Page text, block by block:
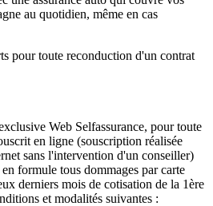
au quotidien, même en cas
pour toute reconduction d'un contrat
Web Selfassurance, pour toute
en ligne (souscription réalisée
sans l'intervention d'un conseiller)
formule tous dommages par carte
derniers mois de cotisation de la 1ère
et modalités suivantes :